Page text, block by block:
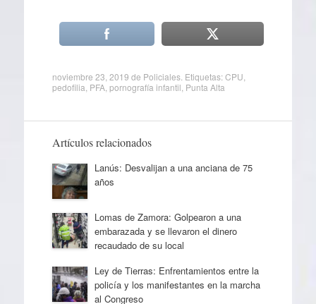
noviembre 23, 2019 de Policiales. Etiquetas:CPU,
pedofilia, PFA,pornografía infantil, Punta Alta
Artículos relacionados
Lanús: Desvalijan a una anciana de 75
años
Lomas de Zamora: Golpearon a una
embarazada y se llevaron el dinero
recaudado de su local
Ley de Tierras: Enfrentamientos entre la
policía y los manifestantes en la marcha
al Congreso